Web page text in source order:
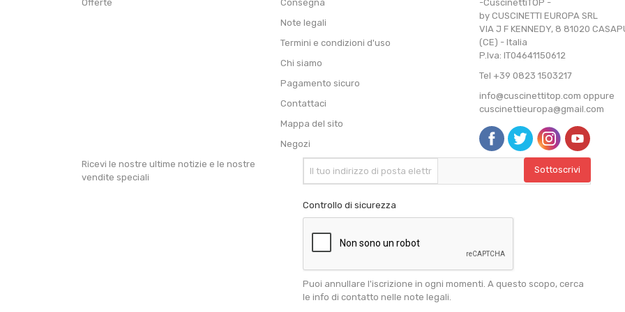
Offerte
Consegna
Note legali
Termini e condizioni d'uso
Chi siamo
Pagamento sicuro
Contattaci
Mappa del sito
Negozi
-CuscinettiTOP -
by CUSCINETTI EUROPA SRL
VIA J F KENNEDY, 8 81020
(CE) - Italia
P.Iva: IT04641150612
Tel +39 0823 1503217
info@cuscinettitop.com oppure
cuscinettieuropa@gmail.com
Ricevi le nostre ultime notizie e le nostre
vendite speciali
Controllo di sicurezza
Puoi annullare l'iscrizione in ogni momenti. A questo scopo, cerca
le info di contatto nelle note legali.